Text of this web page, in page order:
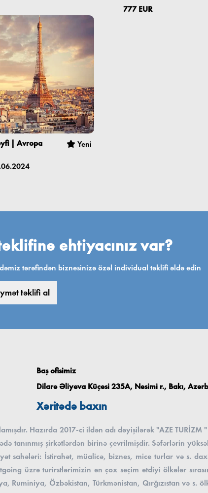
777 EUR
| Avropa
Yeni
ehtiyacınız var?
tərəfindən biznesinizə özəl individual təklifi əldə edin
təklifi al
Baş ofisimiz
Dilarə Əliyeva Küçəsi 235A, Nəsimi r., Bakı,
Xəritədə baxın
Hazırda 2017-ci ildən adı dəyişilərək "AZE
tanınmış şirkətlərdən birinə çevrilmişdir. Səfərlərin
sahələri: İstirahət, müalicə, biznes, mice turlar və s.
üzrə turirstlərimizin ən çox seçim etdiyi ölkələr
Özbəkistan, Türkmənistan, Qırğızıstan və s.